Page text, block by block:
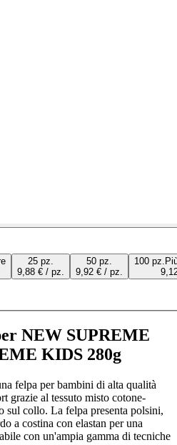
25 pz.
9,88 € / pz.
50 pz.
9,92 € / pz.
100 pz.
NEW SUPREME
KIDS 280g
felpa per bambini di alta qualità
grazie al tessuto misto cotone-
sul collo. La felpa presenta polsini,
a costina con elastan per una
con un'ampia gamma di tecniche